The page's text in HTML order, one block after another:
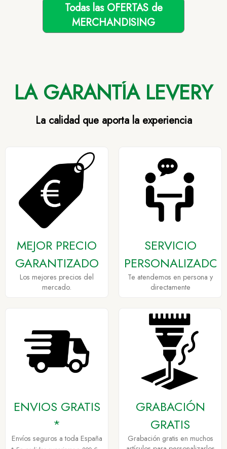
Todas las OFERTAS de
MERCHANDISING
LA GARANTÍA LEVERY
La calidad que aporta la experiencia
MEJOR PRECIO
GARANTIZADO
Los mejores precios del
mercado.
SERVICIO
PERSONALIZADO
Te atendemos en persona y
directamente
ENVIOS GRATIS
*
Envíos seguros a toda España
GRABACIÓN
GRATIS
Grabación gratis en muchos